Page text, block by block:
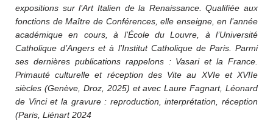
expositions sur l’Art Italien de la Renaissance. Qualifiée aux
fonctions de Maître de Conférences, elle enseigne, en l’année
académique en cours, à l’École du Louvre, à l’Université
Catholique d’Angers et à l’Institut Catholique de Paris. Parmi
ses dernières publications rappelons : Vasari et la France.
Primauté culturelle et réception des Vite au XVIe et XVIIe
siècles (Genève, Droz, 2025) et avec Laure Fagnart, Léonard
de Vinci et la gravure : reproduction, interprétation, réception
(Paris, Liénart 2024